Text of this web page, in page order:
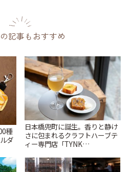
記事もおすすめ
種
ダ
っ
日本橋兜町に誕生。香りと静け
さに包まれるクラフトハーブテ
ィー専門店「TYNK